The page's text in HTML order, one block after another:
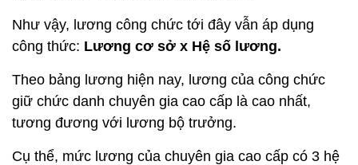
Như vậy, lương công chức tới đây vẫn áp dụng
công thức: Lương cơ sở x Hệ số lương.
Theo bảng lương hiện nay, lương của công chức
giữ chức danh chuyên gia cao cấp là cao nhất,
tương đương với lương bộ trưởng.
Cụ thể, mức lương của chuyên gia cao cấp có 3 hệ